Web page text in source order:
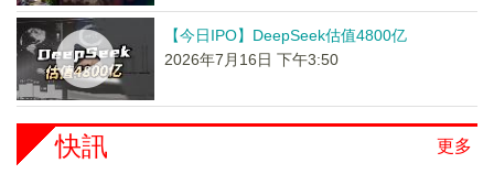
【今日IPO】DeepSeek估值4800亿
2026年7月16日 下午3:50
更多
快訊